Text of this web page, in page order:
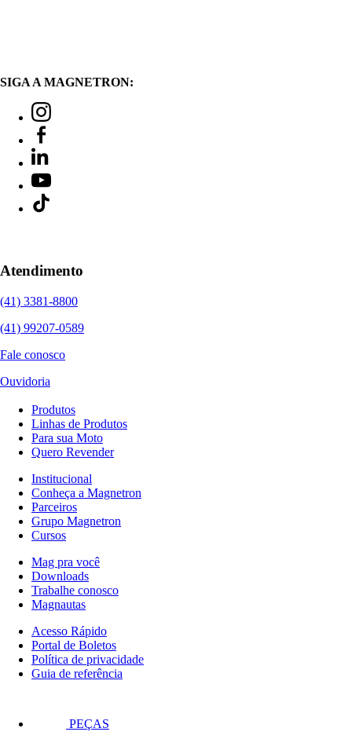
SIGA A MAGNETRON:
Atendimento
(41) 3381-8800
(41) 99207-0589
Fale conosco
Ouvidoria
Produtos
Linhas de Produtos
Para sua Moto
Quero Revender
Institucional
Conheça a Magnetron
Parceiros
Grupo Magnetron
Cursos
Mag pra você
Downloads
Trabalhe conosco
Magnautas
Acesso Rápido
Portal de Boletos
Política de privacidade
Guia de referência
PEÇAS